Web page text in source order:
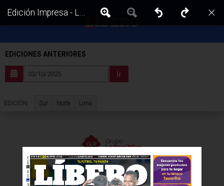
EDICIONES ANTERIORES
Ir
EDICIÓN : Sur Norte Lima
Edición Impresa - Libero | Sur - Viernes 03 de Octubre del 2025
VISITA LAS EDICIONES IMPRESAS DE: